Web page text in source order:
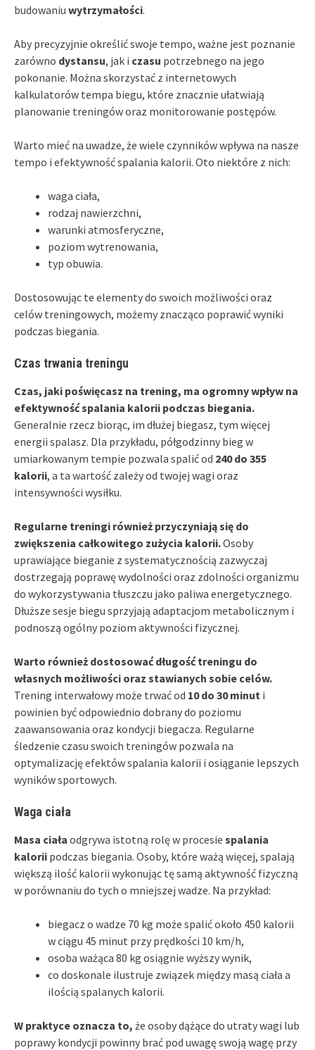
budowaniu wytrzymałości.
Aby precyzyjnie określić swoje tempo, ważne jest poznanie
zarówno dystansu, jak i czasu potrzebnego na jego
pokonanie. Można skorzystać z internetowych
kalkulatorów tempa biegu, które znacznie ułatwiają
planowanie treningów oraz monitorowanie postępów.
Warto mieć na uwadze, że wiele czynników wpływa na nasze
tempo i efektywność spalania kalorii. Oto niektóre z nich:
waga ciała,
rodzaj nawierzchni,
warunki atmosferyczne,
poziom wytrenowania,
typ obuwia.
Dostosowując te elementy do swoich możliwości oraz
celów treningowych, możemy znacząco poprawić wyniki
podczas biegania.
Czas trwania treningu
Czas, jaki poświęcasz na trening, ma ogromny wpływ na
efektywność spalania kalorii podczas biegania.
Generalnie rzecz biorąc, im dłużej biegasz, tym więcej
energii spalasz. Dla przykładu, półgodzinny bieg w
umiarkowanym tempie pozwala spalić od 240 do 355
kalorii, a ta wartość zależy od twojej wagi oraz
intensywności wysiłku.
Regularne treningi również przyczyniają się do
zwiększenia całkowitego zużycia kalorii.Osoby
uprawiające bieganie z systematycznością zazwyczaj
dostrzegają poprawę wydolności oraz zdolności organizmu
do wykorzystywania tłuszczu jako paliwa energetycznego.
Dłuższe sesje biegu sprzyjają adaptacjom metabolicznym i
podnoszą ogólny poziom aktywności fizycznej.
Warto również dostosować długość treningu do
własnych możliwości oraz stawianych sobie celów.
Trening interwałowy może trwać od 10 do 30 minut i
powinien być odpowiednio dobrany do poziomu
zaawansowania oraz kondycji biegacza. Regularne
śledzenie czasu swoich treningów pozwala na
optymalizację efektów spalania kalorii i osiąganie lepszych
wyników sportowych.
Waga ciała
Masa ciała odgrywa istotną rolę w procesie spalania
kalorii podczas biegania. Osoby, które ważą więcej, spalają
większą ilość kalorii wykonując tę samą aktywność fizyczną
w porównaniu do tych o mniejszej wadze. Na przykład:
biegacz o wadze 70 kg może spalić około 450 kalorii
w ciągu 45 minut przy prędkości 10 km/h,
osoba ważąca 80 kg osiągnie wyższy wynik,
co doskonale ilustruje związek między masą ciała a
ilością spalanych kalorii.
W praktyce oznacza to, że osoby dążące do utraty wagi lub
poprawy kondycji powinny brać pod uwagę swoją wagę przy